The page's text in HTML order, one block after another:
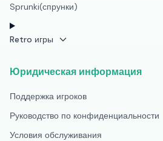
Sprunki(спрунки)
Retro игры
Юридическая информация
Поддержка игроков
Руководство по конфиденциальности
Условия обслуживания